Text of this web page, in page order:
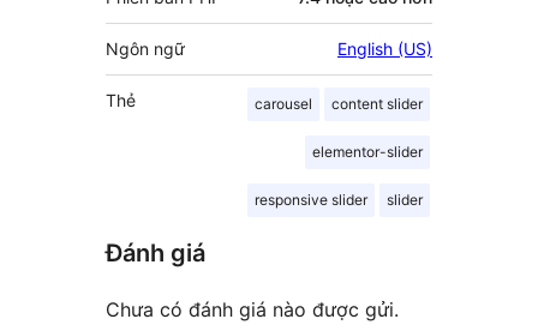
Ngôn ngữ English (US)
Thẻ carousel content slider
elementor-slider
responsive slider slider
Đánh giá
Chưa có đánh giá nào được gửi.